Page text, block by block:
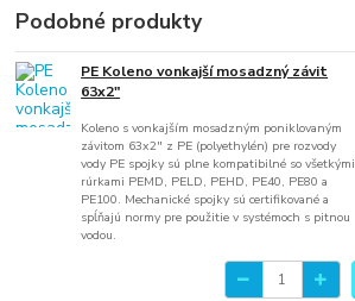
Podobné produkty
PE Koleno vonkajší mosadzný závit
63x2"
Koleno s vonkajším mosadzným poniklovaným
závitom 63x2" z PE (polyethylén) pre rozvody
vody PE spojky sú plne kompatibilné so všetkými
rúrkami PEMD, PELD, PEHD, PE40, PE80 a
PE100. Mechanické spojky sú certifikované a
spĺňajú normy pre použitie v systémoch s pitnou
vodou.